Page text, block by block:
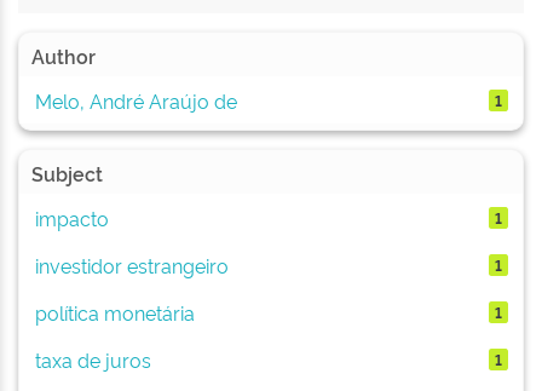
Author
Melo, André Araújo de
1
Subject
impacto
1
investidor estrangeiro 1
política monetária 1
taxa de juros 1